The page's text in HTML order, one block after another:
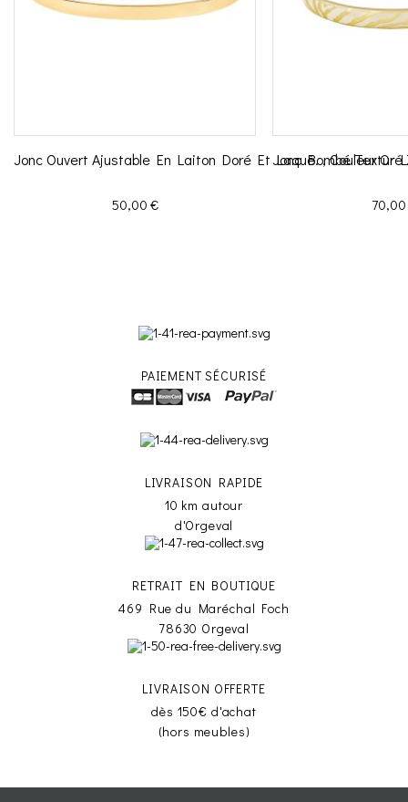
Jonc Ouvert Ajustable En Laiton Doré Et Laqué. , Couleur Or
Prix
50,00 €
Jonc Bombé
Prix
PAIEMENT SÉCURISÉ
LIVRAISON RAPIDE
10 km autour
d'Orgeval
RETRAIT EN BOUTIQUE
469 Rue du Maréchal Foch
78630 Orgeval
LIVRAISON OFFERTE
dès 150€ d'achat
(hors meubles)